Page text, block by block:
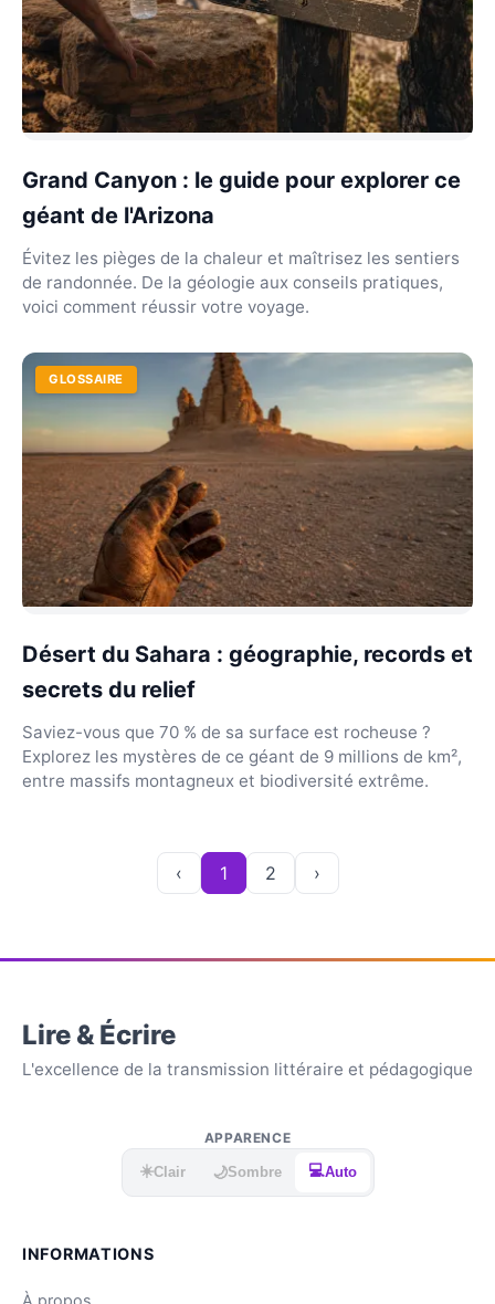
Grand Canyon : le guide pour explorer ce
géant de l'Arizona
Évitez les pièges de la chaleur et maîtrisez les sentiers
de randonnée. De la géologie aux conseils pratiques,
voici comment réussir votre voyage.
GLOSSAIRE
Désert du Sahara : géographie, records et
secrets du relief
Saviez-vous que 70 % de sa surface est rocheuse ?
Explorez les mystères de ce géant de 9 millions de km²,
entre massifs montagneux et biodiversité extrême.
‹ 1 2 ›
Lire & Écrire
L'excellence de la transmission littéraire et pédagogique
APPARENCE
☀️Clair 🌙Sombre 💻Auto
INFORMATIONS
À propos